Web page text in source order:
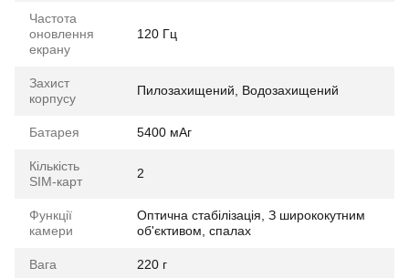
Частота
оновлення
екрану
120 Гц
Захист
корпусу
Пилозахищений, Водозахищений
Батарея 5400 мАг
Кількість
SIM-карт
2
Функції
камери
Оптична стабілізація, З ширококутним
об'єктивом, спалах
Вага 220 г